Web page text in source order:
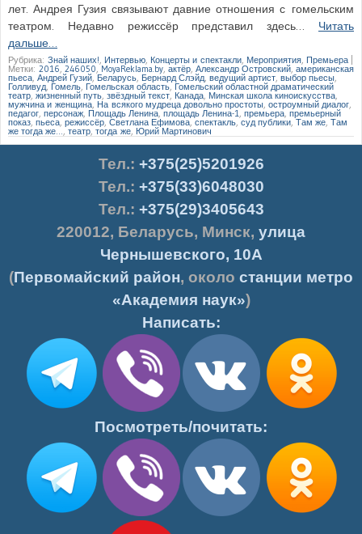
лет. Андрея Гузия связывают давние отношения с гомельским
театром. Недавно режиссёр представил здесь… Читать
дальше…
Рубрика: Знай наших! Интервью Концерты и спектакли Мероприятия Премьера
Метки: 2016 246050 ,MoyaReklama.by актёр Александр Островский американская
пьеса Андрей Гузий ,Беларусь Бернард Слэйд ведущий артист выбор пьесы
Голливуд, Гомель Гомельская область, Гомельский областной драматический
театр жизненный путь звёздный текст, Канада Минская школа киноискусства
мужчина и женщина На всякого мудреца довольно простоты остроумный диалог
педагог персонаж Площадь Ленина ,площадь Ленина-1 премьера премьерный
показ пьеса режиссёр Светлана Ефимова,спектакль ,суд публики ,Там же Там
же тогда же… ,театр тогда же Юрий Мартинович
Тел.: +375(25)5201926
Тел.: +375(33)6048030
Тел.: +375(29)3405643
220012, Беларусь, Минск, улица
Чернышевского, 10А
(Первомайский район, около станции метро
«Академия наук»)
Написать:
Посмотреть/почитать: